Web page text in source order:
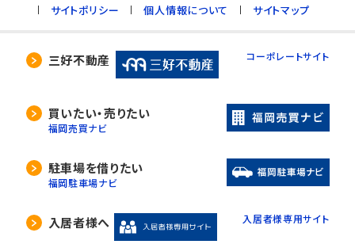
サイトポリシー
個人情報について サイトマップ
三好不動産 コーポレートサイト
買いたい・売りたい
福岡売買ナビ
駐車場を借りたい
福岡駐車場ナビ
入居者様へ 入居者様専用サイト